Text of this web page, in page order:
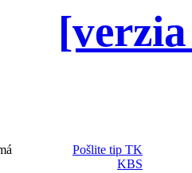
Pošlite tip TK
KBS